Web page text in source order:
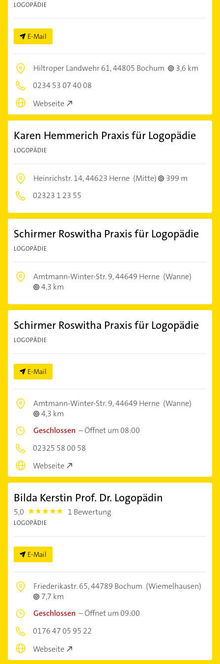
LOGOPÄDIE
E-Mail
Hiltroper Landwehr 61,44805 Bochum
3,6 km
0234 53 07 40 08
Webseite
Karen Hemmerich Praxis für Logopädie
LOGOPÄDIE
Heinrichstr. 14,44623 Herne (Mitte)
399 m
02323 1 23 55
Schirmer Roswitha Praxis für Logopädie
LOGOPÄDIE
Amtmann-Winter-Str. 9,44649 Herne (Wanne)
4,3 km
Schirmer Roswitha Praxis für Logopädie
LOGOPÄDIE
E-Mail
Amtmann-Winter-Str. 9,44649 Herne (Wanne)
4,3 km
Geschlossen –Öffnet um 08:00
02325 58 00 58
Webseite
Bilda Kerstin Prof. Dr. Logopädin
5,0 5.0 1 Bewertung
LOGOPÄDIE
E-Mail
Friederikastr. 65,44789 Bochum (Wiemelhausen)
7,7 km
Geschlossen –Öffnet um 09:00
0176 47 05 95 22
Webseite